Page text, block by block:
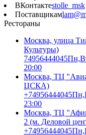
ВКонтактеstolle_msk
Поставщикам
Рестораны
Москва, улица
Культуры)
74956444045
20:00
Москва, ТЦ
ЦСКА)
+74956444045
23:00
Москва, ТЦ
2 (м. Деловой
+74956444045